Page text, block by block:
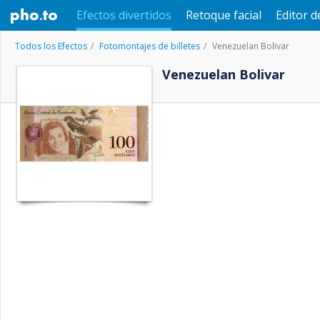
Efectos divertidos Retoque facial Editor
Todos los Efectos Fotomontajes de billetes Venezuelan Bolivar
Venezuelan Bolivar